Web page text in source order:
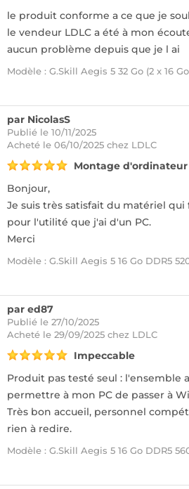
le produit conforme a ce que je
le vendeur LDLC a été à mon
aucun problème depuis que je l ai
Modèle : G.Skill Aegis 5 32 Go (2 x 16
par NicolasS
Publié le 10/11/2025
Acheté le 06/10/2025 chez LDLC
Montage d'ordinateur
Bonjour,
Je suis très satisfait du matériel
pour l'utilité que j'ai d'un PC.
Merci
Modèle : G.Skill Aegis 5 16 Go DDR5
par ed87
Publié le 27/10/2025
Acheté le 29/09/2025 chez LDLC
Impeccable
Produit pas testé seul : l'ensemble
permettre à mon PC de passer à
Très bon accueil, personnel
rien à redire.
Modèle : G.Skill Aegis 5 16 Go DDR5